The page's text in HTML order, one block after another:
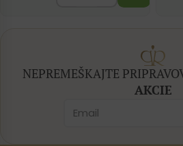
NEPREMEŠKAJTE
AKCIE